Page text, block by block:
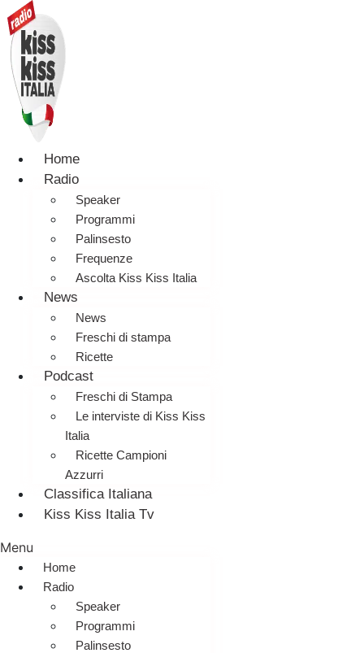
Home
Radio
Speaker
Programmi
Palinsesto
Frequenze
Ascolta Kiss Kiss Italia
News
News
Freschi di stampa
Ricette
Podcast
Freschi di Stampa
Le interviste di Kiss Kiss
Italia
Ricette Campioni
Azzurri
Classifica Italiana
Kiss Kiss Italia Tv
Menu
Home
Radio
Speaker
Programmi
Palinsesto